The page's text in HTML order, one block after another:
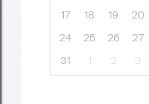
17
18 19 20
24
25 26 27
31
1 2 3